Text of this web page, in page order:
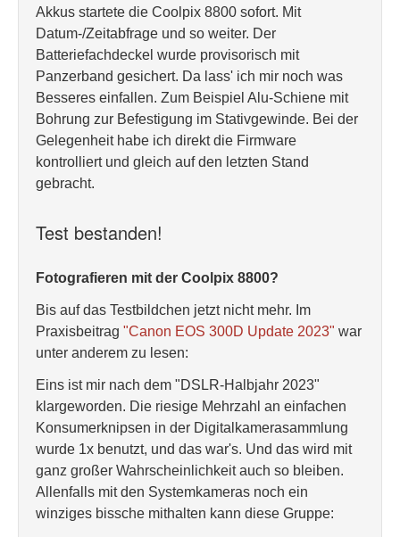
Akkus startete die Coolpix 8800 sofort. Mit
Datum-/Zeitabfrage und so weiter. Der
Batteriefachdeckel wurde provisorisch mit
Panzerband gesichert. Da lass' ich mir noch was
Besseres einfallen. Zum Beispiel Alu-Schiene mit
Bohrung zur Befestigung im Stativgewinde. Bei der
Gelegenheit habe ich direkt die Firmware
kontrolliert und gleich auf den letzten Stand
gebracht.
Test bestanden!
Fotografieren mit der Coolpix 8800?
Bis auf das Testbildchen jetzt nicht mehr. Im
Praxisbeitrag "Canon EOS 300D Update 2023" war
unter anderem zu lesen:
Eins ist mir nach dem "DSLR-Halbjahr 2023"
klargeworden. Die riesige Mehrzahl an einfachen
Konsumerknipsen in der Digitalkamerasammlung
wurde 1x benutzt, und das war's. Und das wird mit
ganz großer Wahrscheinlichkeit auch so bleiben.
Allenfalls mit den Systemkameras noch ein
winziges bissche mithalten kann diese Gruppe: